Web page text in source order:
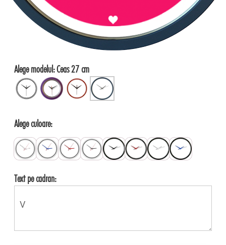
Alege modelul:Ceas 27 cm
Alege culoare:
Text pe cadran: